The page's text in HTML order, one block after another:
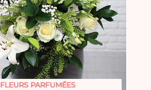
FLEURS PARFUMÉES